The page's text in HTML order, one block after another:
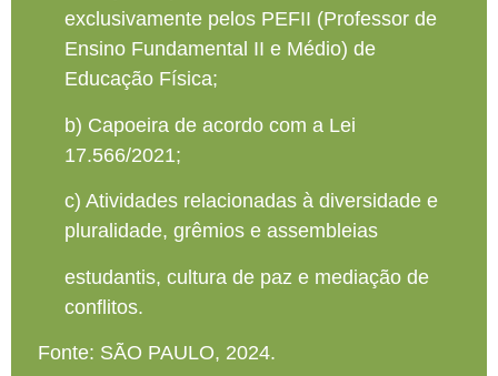
exclusivamente pelos PEFII (Professor de
Ensino Fundamental II e Médio) de
Educação Física;
b) Capoeira de acordo com a Lei
17.566/2021;
c) Atividades relacionadas à diversidade e
pluralidade, grêmios e assembleias
estudantis, cultura de paz e mediação de
conflitos.
Fonte: SÃO PAULO, 2024.